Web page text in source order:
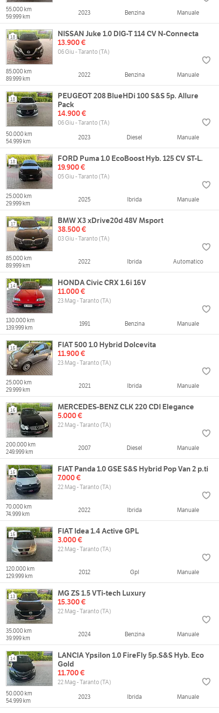
55.000 km
59.999 km
2023 Benzina Manuale
18
NISSAN Juke 1.0 DIG-T 114 CV N-Connecta
13.900 €
06 Giu - Taranto (TA)
85.000 km
89.999 km
2022 Benzina Manuale
18
PEUGEOT 208 BlueHDi 100 S&S 5p. Allure
Pack
14.900 €
06 Giu - Taranto (TA)
50.000 km
54.999 km
2023 Diesel Manuale
18
FORD Puma 1.0 EcoBoost Hyb. 125 CV ST-L.
19.900 €
05 Giu - Taranto (TA)
25.000 km
29.999 km
2025 Ibrida Manuale
17
BMW X3 xDrive20d 48V Msport
38.500 €
03 Giu - Taranto (TA)
85.000 km
89.999 km
2022 Ibrida Automatico
14
HONDA Civic CRX 1.6i 16V
11.000 €
23 Mag - Taranto (TA)
130.000 km
139.999 km
1991 Benzina Manuale
15
FIAT 500 1.0 Hybrid Dolcevita
11.900 €
23 Mag - Taranto (TA)
25.000 km
29.999 km
2021 Ibrida Manuale
16
MERCEDES-BENZ CLK 220 CDI Elegance
5.000 €
22 Mag - Taranto (TA)
200.000 km
249.999 km
2007 Diesel Manuale
15
FIAT Panda 1.0 GSE S&S Hybrid Pop Van 2 p.ti
7.000 €
22 Mag - Taranto (TA)
70.000 km
74.999 km
2022 Ibrida Manuale
15
FIAT Idea 1.4 Active GPL
3.000 €
22 Mag - Taranto (TA)
120.000 km
129.999 km
2012 Gpl Manuale
13
MG ZS 1.5 VTi-tech Luxury
15.300 €
22 Mag - Taranto (TA)
35.000 km
39.999 km
2024 Benzina Manuale
14
LANCIA Ypsilon 1.0 FireFly 5p.S&S Hyb. Eco
Gold
11.700 €
22 Mag - Taranto (TA)
50.000 km
54.999 km
2023 Ibrida Manuale